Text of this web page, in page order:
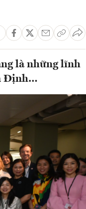
là những lĩnh
Định…